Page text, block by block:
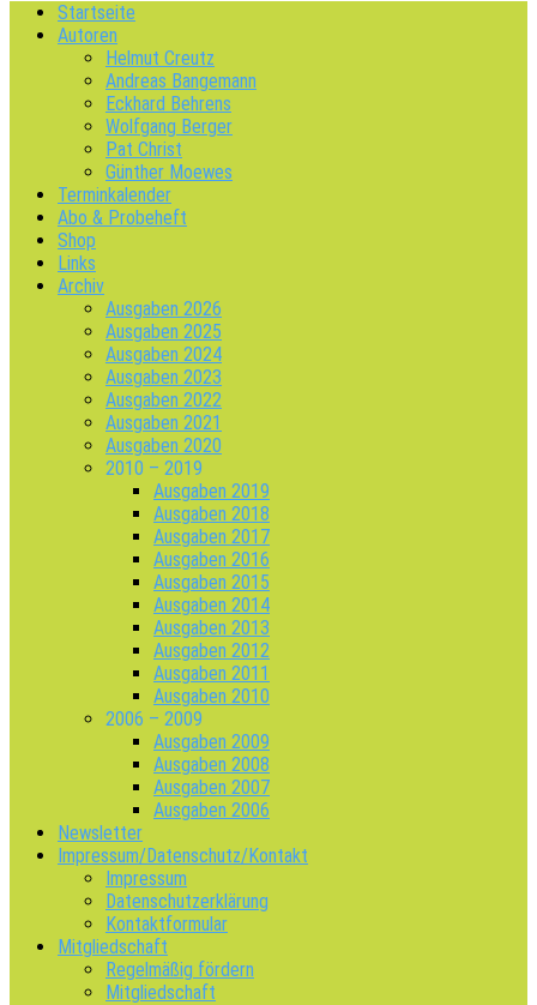
Startseite
Autoren
Helmut Creutz
Andreas Bangemann
Eckhard Behrens
Wolfgang Berger
Pat Christ
Günther Moewes
Terminkalender
Abo & Probeheft
Shop
Links
Archiv
Ausgaben 2026
Ausgaben 2025
Ausgaben 2024
Ausgaben 2023
Ausgaben 2022
Ausgaben 2021
Ausgaben 2020
2010 – 2019
Ausgaben 2019
Ausgaben 2018
Ausgaben 2017
Ausgaben 2016
Ausgaben 2015
Ausgaben 2014
Ausgaben 2013
Ausgaben 2012
Ausgaben 2011
Ausgaben 2010
2006 – 2009
Ausgaben 2009
Ausgaben 2008
Ausgaben 2007
Ausgaben 2006
Newsletter
Impressum/Datenschutz/Kontakt
Impressum
Datenschutzerklärung
Kontaktformular
Mitgliedschaft
Regelmäßig fördern
Mitgliedschaft